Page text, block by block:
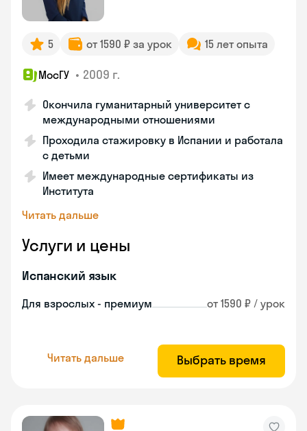
5 от 1590 ₽ за урок 15 лет опыта
МосГУ • 2009 г.
Окончила гуманитарный университет с
международными отношениями
Проходила стажировку в Испании и работала
с детьми
Имеет международные сертификаты из
Института
Читать дальше
Услуги и цены
Испанский язык
Для взрослых - премиум от 1590 ₽ / урок
Читать дальше Выбрать время